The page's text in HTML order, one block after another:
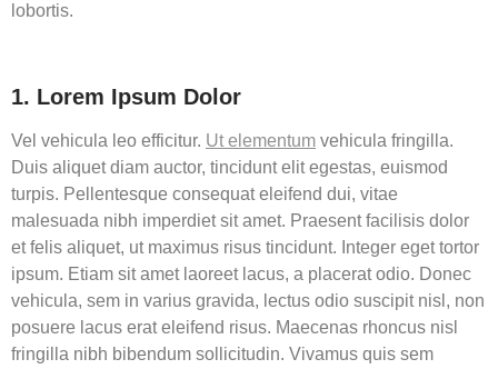
lobortis.
1. Lorem Ipsum Dolor
Vel vehicula leo efficitur. Ut elementum vehicula fringilla.
Duis aliquet diam auctor, tincidunt elit egestas, euismod
turpis. Pellentesque consequat eleifend dui, vitae
malesuada nibh imperdiet sit amet. Praesent facilisis dolor
et felis aliquet, ut maximus risus tincidunt. Integer eget tortor
ipsum. Etiam sit amet laoreet lacus, a placerat odio. Donec
vehicula, sem in varius gravida, lectus odio suscipit nisl, non
posuere lacus erat eleifend risus. Maecenas rhoncus nisl
fringilla nibh bibendum sollicitudin. Vivamus quis sem